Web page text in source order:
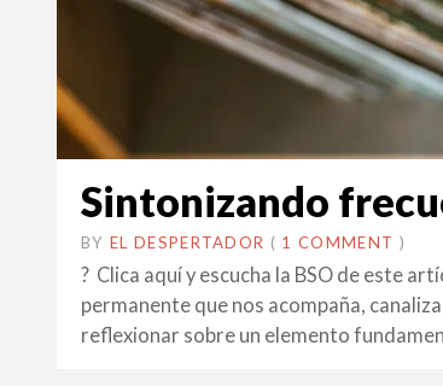
Sintonizando
BY EL DESPERTADOR ON
7
MARÇ
•( 1 COMMENT )
? Clica aquí y escucha la BSO de este
permanente que nos acompaña,
reflexionar sobre un elemento